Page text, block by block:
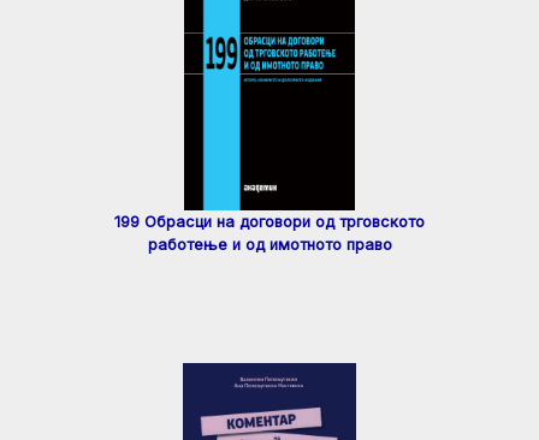
199 Обрасци на договори од трговското
работење и од имотното право